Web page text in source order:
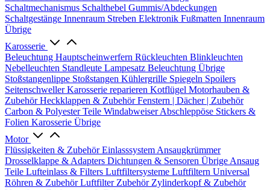
Schaltmechanismus Schalthebel Gummis/Abdeckungen
Schaltgestänge Innenraum Streben Elektronik Fußmatten Innenraum
Übrige
Karosserie
Beleuchtung Hauptscheinwerfern Rückleuchten Blinkleuchten
Nebelleuchten Standleute Lampesatz Beleuchtung Übrige
Stoßstangenlippe Stoßstangen Kühlergrille Spiegeln Spoilers
SeitenschwellerKarosserie reparieren Kotflügel Motorhauben &
ZubehörHeckklappen & ZubehörFenstern | Dächer | Zubehör
Carbon & Polyester Teile WindabweiserAbschleppöse Stickers &
Folien Karosserie Übrige
Motor
Flüssigkeiten & ZubehörEinlasssystem Ansaugkrümmer
Drosselklappe & Adapters Dichtungen & Sensoren Übrige Ansaug
Teile Lufteinlass & Filters Luftfiltersysteme Luftfiltern Universal
Röhren & ZubehörLuftfilter Zubehör Zylinderkopf & Zubehör